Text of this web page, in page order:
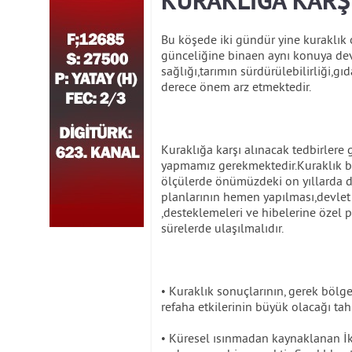
Bu köşede iki gündür yine
günceliğine binaen aynı konuya
sağlığı,tarımın
derece önem arz etmektedir.
Kuraklığa karşı alınacak
yapmamız gerekmektedir.Kuraklık
ölçülerde önümüzdeki on yıllarda
planlarının hemen
,desteklemeleri ve hibelerine özel
sürelerde ulaşılmalıdır.
• Kuraklık sonuçlarının, gerek
refaha etkilerinin büyük olacağı
• Küresel ısınmadan